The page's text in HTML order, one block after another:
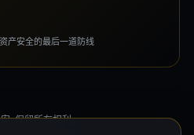
产安全的最后一道防线
. 保留所有权利。